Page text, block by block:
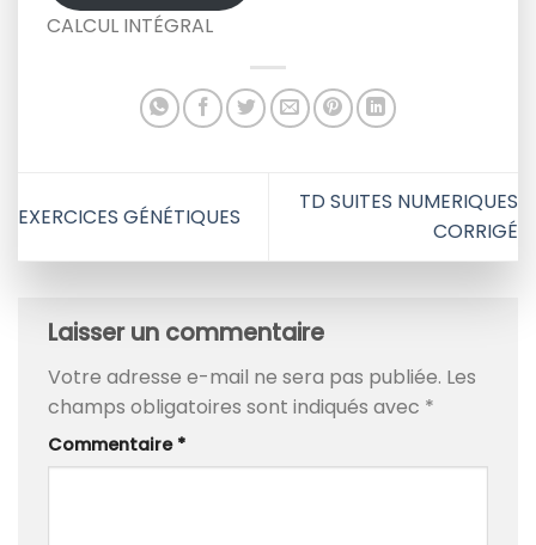
CALCUL INTÉGRAL
EXERCICES GÉNÉTIQUES
TD SUITES NUMERIQUES
CORRIGÉ
Laisser un commentaire
Votre adresse e-mail ne sera pas publiée. Les
champs obligatoires sont indiqués avec *
Commentaire *